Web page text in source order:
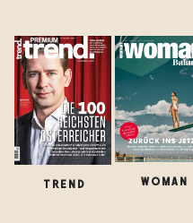
TREND WOMAN